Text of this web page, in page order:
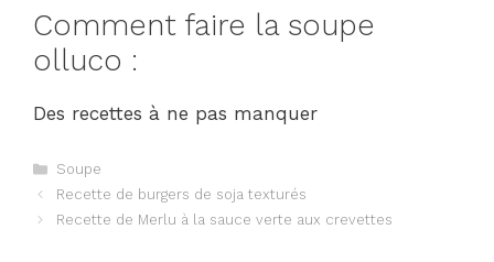
Comment faire la soupe
olluco :
Des recettes à ne pas manquer
Catégories
Soupe
Navigation
des
Recette de burgers de soja texturés
Recette de Merlu à la sauce verte aux crevettes